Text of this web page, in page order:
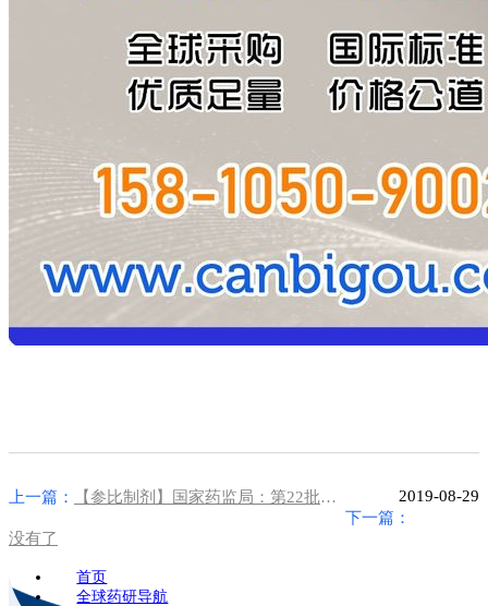
上一篇： 【参比制剂】国家药监局：第22批参比制剂目录正式公布！片剂154个、胶囊53个、注射液239个！
2019-08-29
下一篇：
没有了
首页
全球药研导航